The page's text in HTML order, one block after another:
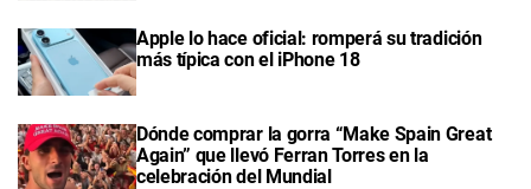
Apple lo hace oficial: romperá su tradición
más típica con el iPhone 18
Dónde comprar la gorra “Make Spain Great
Again” que llevó Ferran Torres en la
celebración del Mundial